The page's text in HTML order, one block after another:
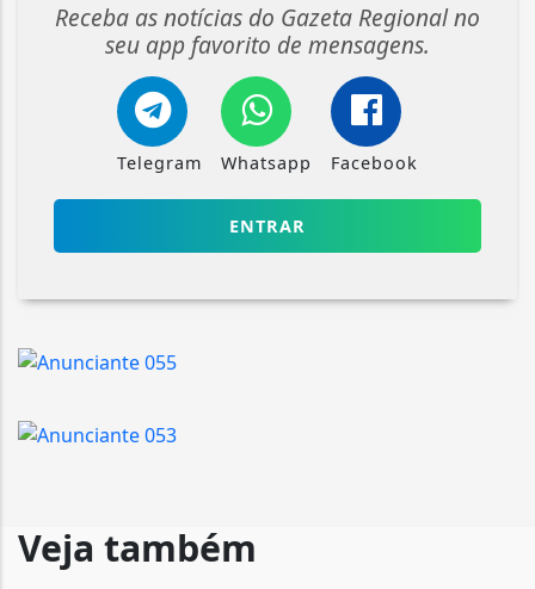
Receba as notícias do Gazeta Regional no
seu app favorito de mensagens.
Telegram Whatsapp Facebook
ENTRAR
Veja também